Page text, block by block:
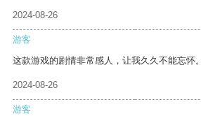
2024-08-26
游客
这款游戏的剧情非常感人，让我久久不能忘怀。
2024-08-26
游客